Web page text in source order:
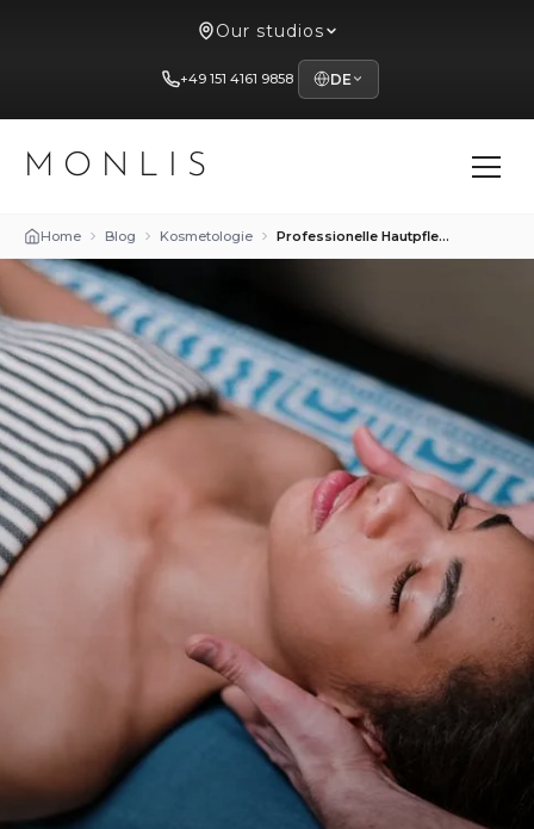
Our studios
+49 151 4161 9858 DE
MONLIS
Home Blog Kosmetologie Professionelle Hautpflege München: Treatments, die wirklich wirken